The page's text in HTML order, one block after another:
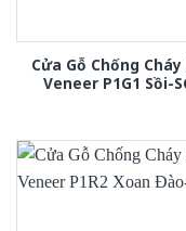
Cửa Gỗ Chống Cháy
Veneer P1G1 Sồi-